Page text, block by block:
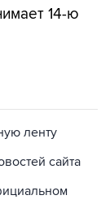
14-ю
ленту
сайта